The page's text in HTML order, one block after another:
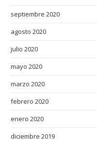
septiembre 2020
agosto 2020
julio 2020
mayo 2020
marzo 2020
febrero 2020
enero 2020
diciembre 2019